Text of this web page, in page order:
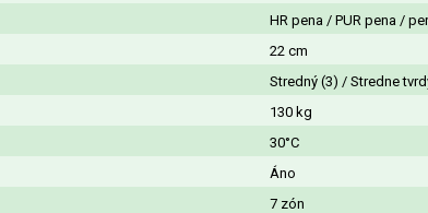
HR pena / PUR pena /
22 cm
Stredný (3) / Stredne
130 kg
30°C
Áno
7 zón